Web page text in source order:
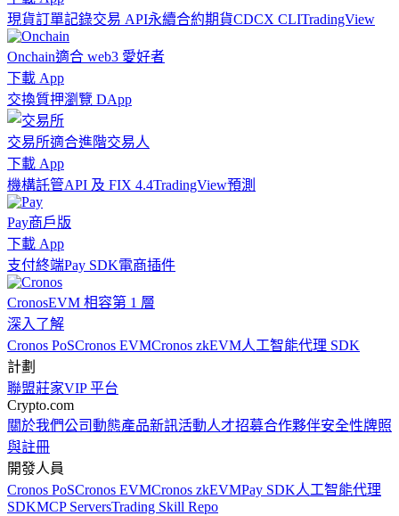
現貨訂單記錄交易 API永續合約期貨CDCX CLITradingView
Onchain適合 web3 愛好者
下載 App
交換質押瀏覽 DApp
交易所適合進階交易人
下載 App
機構託管API 及 FIX 4.4TradingView預測
Pay商戶版
下載 App
支付終端Pay SDK電商插件
CronosEVM 相容第 1 層
深入了解
Cronos PoSCronos EVMCronos zkEVM人工智能代理 SDK
計劃
聯盟莊家VIP 平台
Crypto.com
關於我們公司動態產品新訊活動人才招募合作夥伴安全性牌照
與註冊
開發人員
Cronos PoSCronos EVMCronos zkEVMPay SDK人工智能代理
SDKMCP ServersTrading Skill Repo